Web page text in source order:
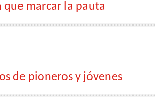
que marcar la pauta
de pioneros y jóvenes